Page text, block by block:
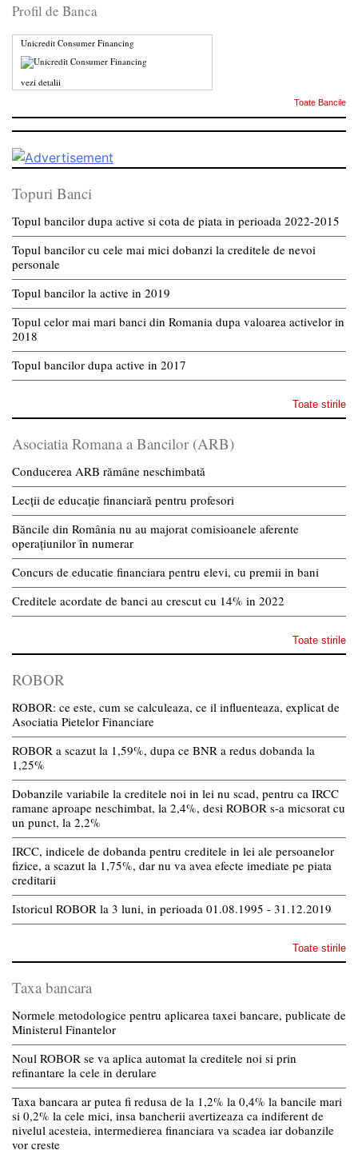
Profil de Banca
Unicredit Consumer Financing
vezi detalii
Toate Bancile
Topuri Banci
Topul bancilor dupa active si cota de piata in perioada 2022-2015
Topul bancilor cu cele mai mici dobanzi la creditele de nevoi
personale
Topul bancilor la active in 2019
Topul celor mai mari banci din Romania dupa valoarea activelor in
2018
Topul bancilor dupa active in 2017
Toate stirile
Asociatia Romana a Bancilor (ARB)
Conducerea ARB rămâne neschimbată
Lecții de educație financiară pentru profesori
Băncile din România nu au majorat comisioanele aferente
operațiunilor în numerar
Concurs de educatie financiara pentru elevi, cu premii in bani
Creditele acordate de banci au crescut cu 14% in 2022
Toate stirile
ROBOR
ROBOR: ce este, cum se calculeaza, ce il influenteaza, explicat de
Asociatia Pietelor Financiare
ROBOR a scazut la 1,59%, dupa ce BNR a redus dobanda la
1,25%
Dobanzile variabile la creditele noi in lei nu scad, pentru ca IRCC
ramane aproape neschimbat, la 2,4%, desi ROBOR s-a micsorat cu
un punct, la 2,2%
IRCC, indicele de dobanda pentru creditele in lei ale persoanelor
fizice, a scazut la 1,75%, dar nu va avea efecte imediate pe piata
creditarii
Istoricul ROBOR la 3 luni, in perioada 01.08.1995 - 31.12.2019
Toate stirile
Taxa bancara
Normele metodologice pentru aplicarea taxei bancare, publicate de
Ministerul Finantelor
Noul ROBOR se va aplica automat la creditele noi si prin
refinantare la cele in derulare
Taxa bancara ar putea fi redusa de la 1,2% la 0,4% la bancile mari
si 0,2% la cele mici, insa bancherii avertizeaza ca indiferent de
nivelul acesteia, intermedierea financiara va scadea iar dobanzile
vor creste